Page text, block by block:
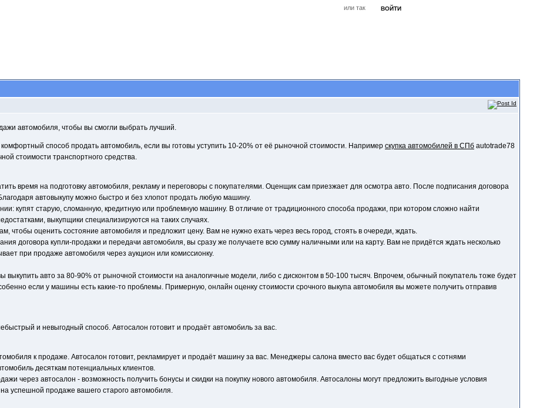
или так ВОЙТИ
автомобиля, чтобы вы смогли выбрать лучший.
способ продать автомобиль, если вы готовы уступить 10-20% от её рыночной стоимости. Например скупка автомобилей в СПб autotrade78
стоимости транспортного средства.
время на подготовку автомобиля, рекламу и переговоры с покупателями. Оценщик сам приезжает для осмотра авто. После подписания договора
автовыкупу можно быстро и без хлопот продать любую машину.
купят старую, сломанную, кредитную или проблемную машину. В отличие от традиционного способа продажи, при котором сложно найти
выкупщики специализируются на таких случаях.
чтобы оценить состояние автомобиля и предложит цену. Вам не нужно ехать через весь город, стоять в очереди, ждать.
договора купли-продажи и передачи автомобиля, вы сразу же получаете всю сумму наличными или на карту. Вам не придётся ждать несколько
при продаже автомобиля через аукцион или комиссионку.
выкупить авто за 80-90% от рыночной стоимости на аналогичные модели, либо с дисконтом в 50-100 тысяч. Впрочем, обычный покупатель тоже будет
если у машины есть какие-то проблемы. Примерную, онлайн оценку стоимости срочного выкупа автомобиля вы можете получить отправив
и невыгодный способ. Автосалон готовит и продаёт автомобиль за вас.
к продаже. Автосалон готовит, рекламирует и продаёт машину за вас. Менеджеры салона вместо вас будет общаться с сотнями
десяткам потенциальных клиентов.
через автосалон - возможность получить бонусы и скидки на покупку нового автомобиля. Автосалоны могут предложить выгодные условия
успешной продаже вашего старого автомобиля.